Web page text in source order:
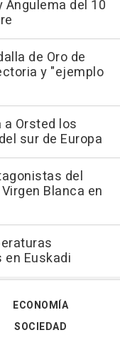
del 10
de Oro de
y "ejemplo
a Orsted los
sur de Europa
del
Blanca en
Euskadi
ECONOMÍA
SOCIEDAD